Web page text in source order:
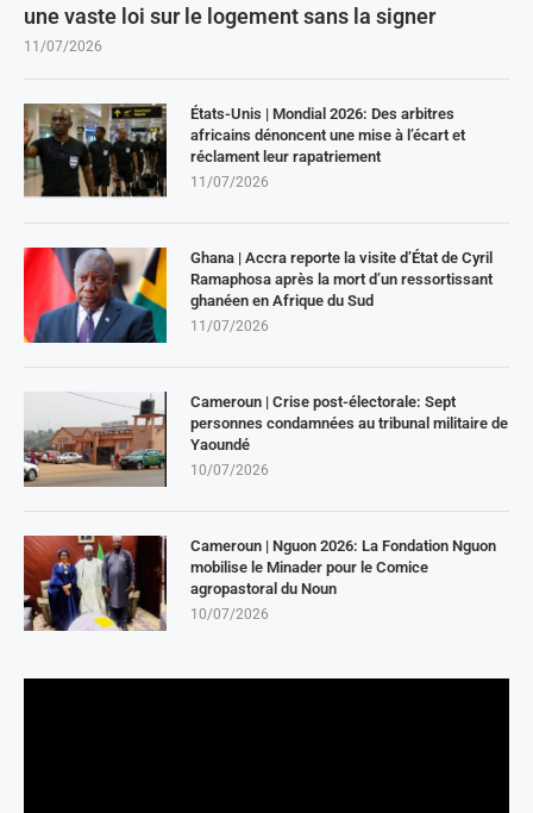
une vaste loi sur le logement sans la signer
11/07/2026
États-Unis | Mondial 2026: Des arbitres
africains dénoncent une mise à l’écart et
réclament leur rapatriement
11/07/2026
Ghana | Accra reporte la visite d’État de Cyril
Ramaphosa après la mort d’un ressortissant
ghanéen en Afrique du Sud
11/07/2026
Cameroun | Crise post-électorale: Sept
personnes condamnées au tribunal militaire de
Yaoundé
10/07/2026
Cameroun | Nguon 2026: La Fondation Nguon
mobilise le Minader pour le Comice
agropastoral du Noun
10/07/2026